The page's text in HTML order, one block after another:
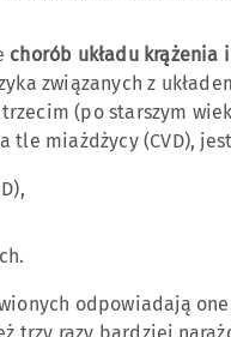
chorób układu krążenia
związanych z
(po starszym
tle miażdżycy (CVD),
odpowiadają